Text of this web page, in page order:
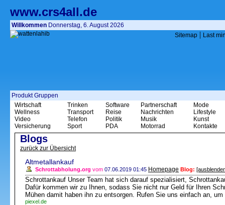
www.crs4all.de
Willkommen Donnerstag, 6. August 2026
Sitemap | Last
Produkt Gruppen
Wirtschaft
Wellness
Video
Versicherung
Trinken
Transport
Telefon
Sport
Software
Reise
Politik
PDA
Partnerschaft
Nachrichten
Musik
Motorrad
Mode
Lifestyle
Kunst
Kontakte
Blogs
zurück zur Übersicht
Altmetallankauf
Schrottabholung.org vom 07.06.2019 01:45 Homepage Blog:
Schrottankauf Unser Team hat sich darauf spezialisiert,
Dafür kommen wir zu Ihnen, sodass Sie nicht nur Geld für Ihren
Mühen damit haben ihn zu entsorgen. Rufen Sie uns einfach an,
piexel.de